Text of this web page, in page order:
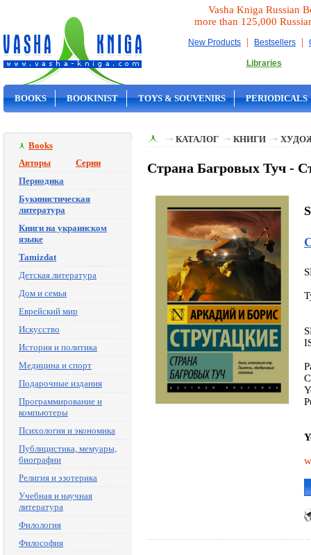
Vasha Kniga Russian
more than 125,000
New Products | Bestsellers |
Libraries
BOOKS BOOKINIST TOYS & SOUVENIRS PERIODICALS
Books
Авторы
Серии
Периодика
Букинистическая
литература
Книги на украинском
языке
Tamizdat
Детская литература
Дом и семья
Еврейский мир
Искусство
История и политика
Медицина и спорт
Подарочные издания
Программирование и
компьютеры
Психология и экономика
Публицистика, мемуары,
биографии
Религия и эзотерика
Учебная и научная
литература
Филология
Философия
КАТАЛОГ КНИГИ
Страна Багровых Туч -